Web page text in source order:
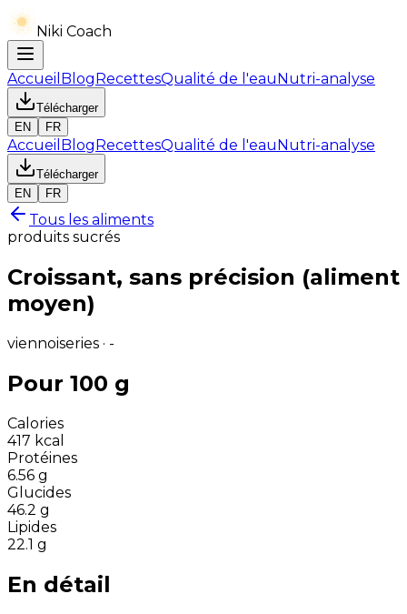
Niki Coach
Accueil BlogRecettesQualité de l'eauNutri-analyse
Télécharger
EN
FR
Accueil BlogRecettesQualité de l'eauNutri-analyse
Télécharger
EN
FR
Tous les aliments
produits sucrés
Croissant, sans précision (aliment
moyen)
viennoiseries · -
Pour 100 g
Calories
417 kcal
Protéines
6.56 g
Glucides
46.2 g
Lipides
22.1 g
En détail